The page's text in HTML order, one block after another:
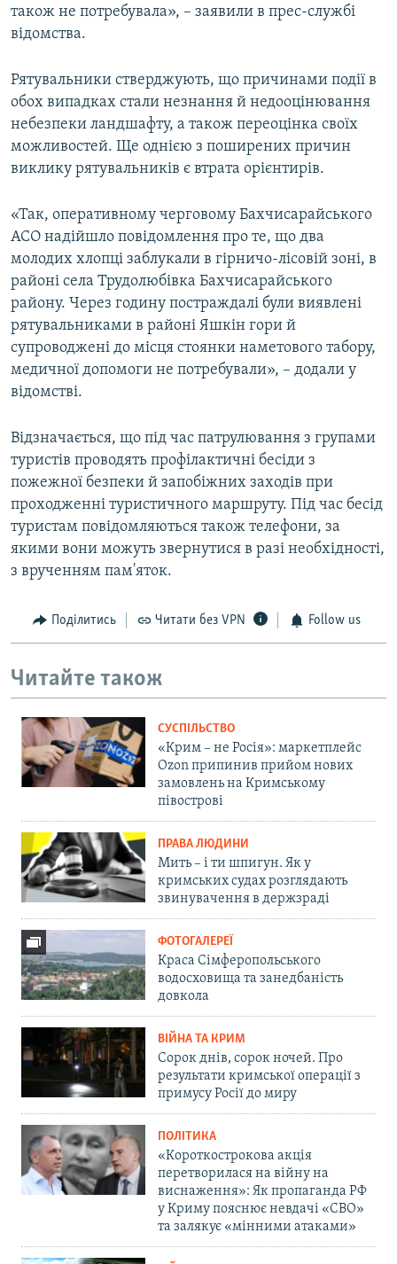
також не потребувала», – заявили в прес-службі
відомства.
Рятувальники стверджують, що причинами події в
обох випадках стали незнання й недооцінювання
небезпеки ландшафту, а також переоцінка своїх
можливостей. Ще однією з поширених причин
виклику рятувальників є втрата орієнтирів.
«Так, оперативному черговому Бахчисарайського
АСО надійшло повідомлення про те, що два
молодих хлопці заблукали в гірничо-лісовій зоні, в
районі села Трудолюбівка Бахчисарайського
району. Через годину постраждалі були виявлені
рятувальниками в районі Яшкін гори й
супроводжені до місця стоянки наметового табору,
медичної допомоги не потребували», – додали у
відомстві.
Відзначається, що під час патрулювання з групами
туристів проводять профілактичні бесіди з
пожежної безпеки й запобіжних заходів при
проходженні туристичного маршруту. Під час бесід
туристам повідомляються також телефони, за
якими вони можуть звернутися в разі необхідності,
з врученням пам'яток.
Поділитись Читати без VPN Follow us
Читайте також
СУСПІЛЬСТВО
«Крим – не Росія»: маркетплейс
Ozon припинив прийом нових
замовлень на Кримському
півострові
ПРАВА ЛЮДИНИ
Мить – і ти шпигун. Як у
кримських судах розглядають
звинувачення в держзраді
ФОТОГАЛЕРЕЇ
Краса Сімферопольського
водосховища та занедбаність
довкола
ВІЙНА ТА КРИМ
Сорок днів, сорок ночей. Про
результати кримської операції з
примусу Росії до миру
ПОЛІТИКА
«Короткострокова акція
перетворилася на війну на
виснаження»: Як пропаганда РФ
у Криму пояснює невдачі «СВО»
та залякує «мінними атаками»